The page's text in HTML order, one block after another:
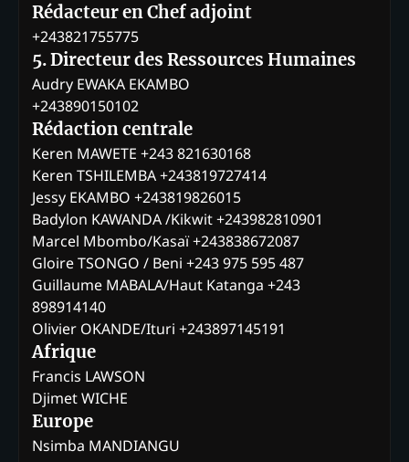
Rédacteur en Chef adjoint
+243821755775
5. Directeur des Ressources Humaines
Audry EWAKA EKAMBO
+243890150102
Rédaction centrale
Keren MAWETE +243 821630168
Keren TSHILEMBA +243819727414
Jessy EKAMBO +243819826015
Badylon KAWANDA /Kikwit +243982810901
Marcel Mbombo/Kasaï +243838672087
Gloire TSONGO / Beni +243 975 595 487
Guillaume MABALA/Haut Katanga +243
898914140
Olivier OKANDE/Ituri +243897145191
Afrique
Francis LAWSON
Djimet WICHE
Europe
Nsimba MANDIANGU